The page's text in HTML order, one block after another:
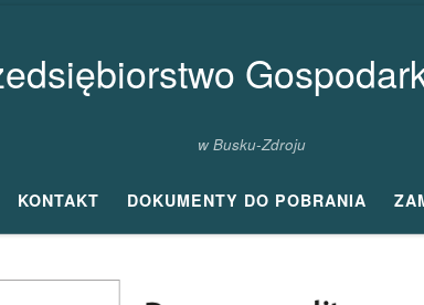
w Busku-Zdroju
KONTAKT DOKUMENTY DO POBRANIA